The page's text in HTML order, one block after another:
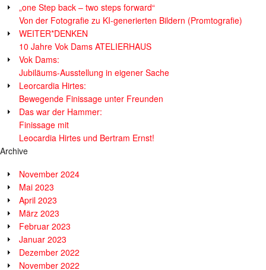
„one Step back – two steps forward“
Von der Fotografie zu KI-generierten Bildern (Promtografie)
WEITER*DENKEN
10 Jahre Vok Dams ATELIERHAUS
Vok Dams:
Jubiläums-Ausstellung in eigener Sache
Leorcardia Hirtes:
Bewegende Finissage unter Freunden
Das war der Hammer:
Finissage mit
Leocardia Hirtes und Bertram Ernst!
Archive
November 2024
Mai 2023
April 2023
März 2023
Februar 2023
Januar 2023
Dezember 2022
November 2022